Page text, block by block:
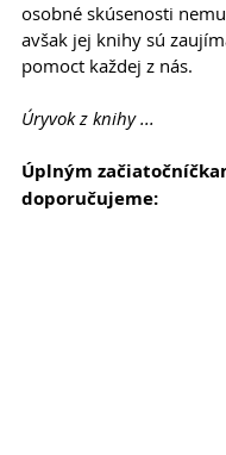
osobné skúsenosti
avšak jej knihy sú
pomoct každej z nás.
Úryvok z knihy ...
Úplným
doporučujeme: